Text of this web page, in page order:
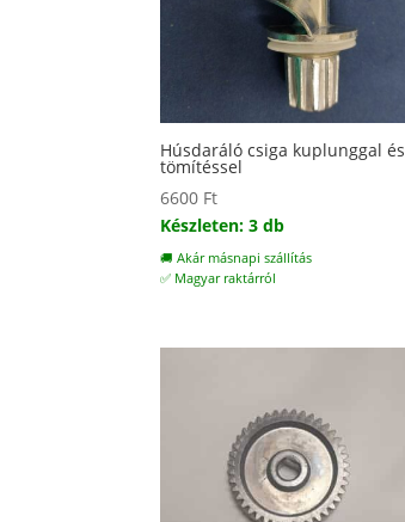
Húsdaráló csiga kuplunggal és
tömítéssel
6600 Ft
Készleten: 3 db
🚚 Akár másnapi szállítás
✅ Magyar raktárról